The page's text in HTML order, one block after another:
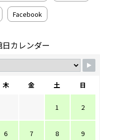
Facebook
日カレンダー
木 金 土 日
1 2
6 7 8 9